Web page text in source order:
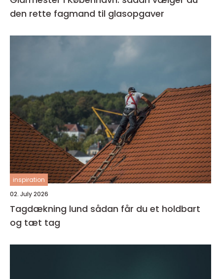
den rette fagmand til glasopgaver
inspiration
02. July 2026
Tagdækning lund sådan får du et holdbart
og tæt tag